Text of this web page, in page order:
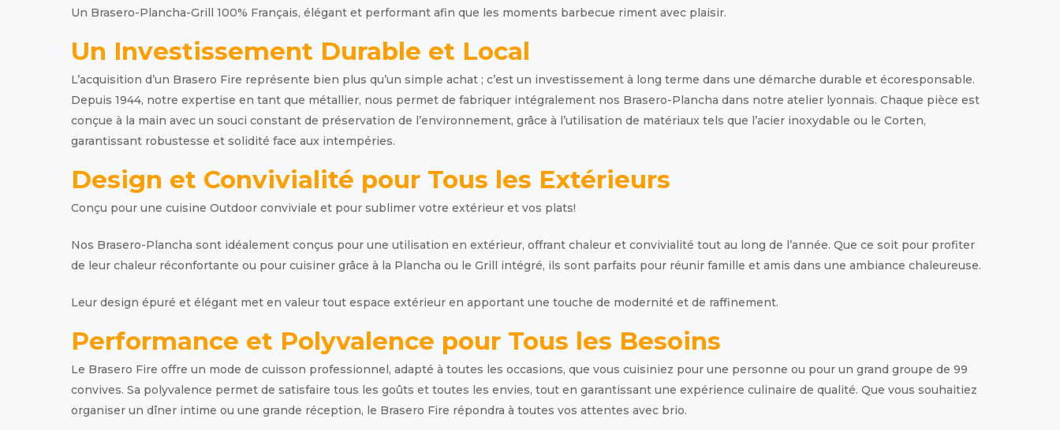
Un Brasero-Plancha-Grill 100% Français, élégant et performant afin que les moments barbecue riment avec plaisir.
Un Investissement Durable et Local
L’acquisition d’un Brasero Fire représente bien plus qu’un simple achat ; c’est un investissement à long terme dans une démarche durable et écoresponsable.
Depuis 1944, notre expertise en tant que métallier, nous permet de fabriquer intégralement nos Brasero-Plancha dans notre atelier lyonnais. Chaque pièce est
conçue à la main avec un souci constant de préservation de l’environnement, grâce à l’utilisation de matériaux tels que l’acier inoxydable ou le Corten,
garantissant robustesse et solidité face aux intempéries.
Design et Convivialité pour Tous les Extérieurs
Conçu pour une cuisine Outdoor conviviale et pour sublimer votre extérieur et vos plats!
Nos Brasero-Plancha sont idéalement conçus pour une utilisation en extérieur, offrant chaleur et convivialité tout au long de l’année. Que ce soit pour profiter
de leur chaleur réconfortante ou pour cuisiner grâce à la Plancha ou le Grill intégré, ils sont parfaits pour réunir famille et amis dans une ambiance chaleureuse.
Leur design épuré et élégant met en valeur tout espace extérieur en apportant une touche de modernité et de raffinement.
Performance et Polyvalence pour Tous les Besoins
Le Brasero Fire offre un mode de cuisson professionnel, adapté à toutes les occasions, que vous cuisiniez pour une personne ou pour un grand groupe de 99
convives. Sa polyvalence permet de satisfaire tous les goûts et toutes les envies, tout en garantissant une expérience culinaire de qualité. Que vous souhaitiez
organiser un dîner intime ou une grande réception, le Brasero Fire répondra à toutes vos attentes avec brio.